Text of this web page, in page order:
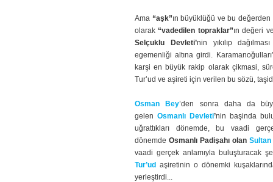
Ama “aşk”ın büyüklüğü ve bu
olarak “vadedilen topraklar”ın değeri
Selçuklu Devleti’nin yıkılıp
egemenliği altına girdi.
karşi en büyük rakip olarak çikmasi,
Tur’ud ve aşireti için verilen bu sözü,
Osman Bey’den sonra daha da
gelenOsmanlı Devleti’nin başinda
uğrattıkları dönemde, bu vaadi
dönemdeOsmanlı Padişahı olan
vaadi gerçek anlamıyla buluşturacak
Tur’ud aşiretinin o dönemki
yerleştirdi...